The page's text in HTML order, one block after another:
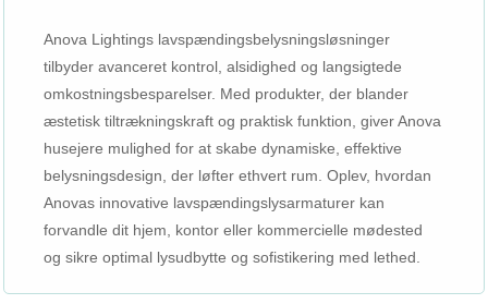
Anova Lightings lavspændingsbelysningsløsninger
tilbyder avanceret kontrol, alsidighed og langsigtede
omkostningsbesparelser. Med produkter, der blander
æstetisk tiltrækningskraft og praktisk funktion, giver Anova
husejere mulighed for at skabe dynamiske, effektive
belysningsdesign, der løfter ethvert rum. Oplev, hvordan
Anovas innovative lavspændingslysarmaturer kan
forvandle dit hjem, kontor eller kommercielle mødested
og sikre optimal lysudbytte og sofistikering med lethed.